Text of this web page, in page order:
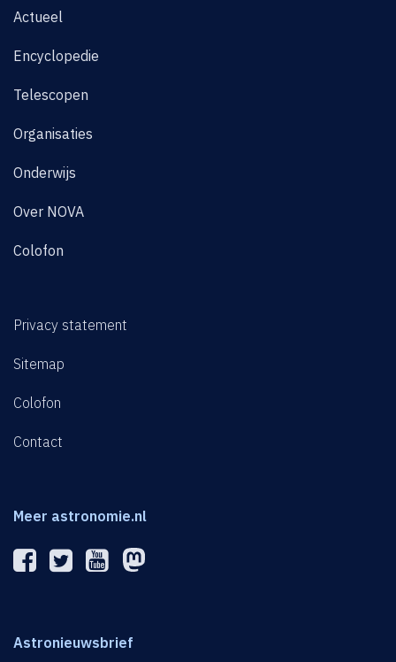
Actueel
Encyclopedie
Telescopen
Organisaties
Onderwijs
Over NOVA
Colofon
Privacy statement
Sitemap
Colofon
Contact
Meer astronomie.nl
Astronieuwsbrief